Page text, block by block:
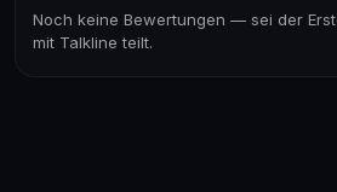
Noch keine Bewertungen — sei der
mit Talkline teilt.